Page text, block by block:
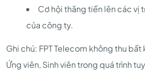
Cơ hội thăng tiến lên các vị
của công ty.
Ghi chú: FPT Telecom không thu bất
Ứng viên, Sinh viên trong quá trình